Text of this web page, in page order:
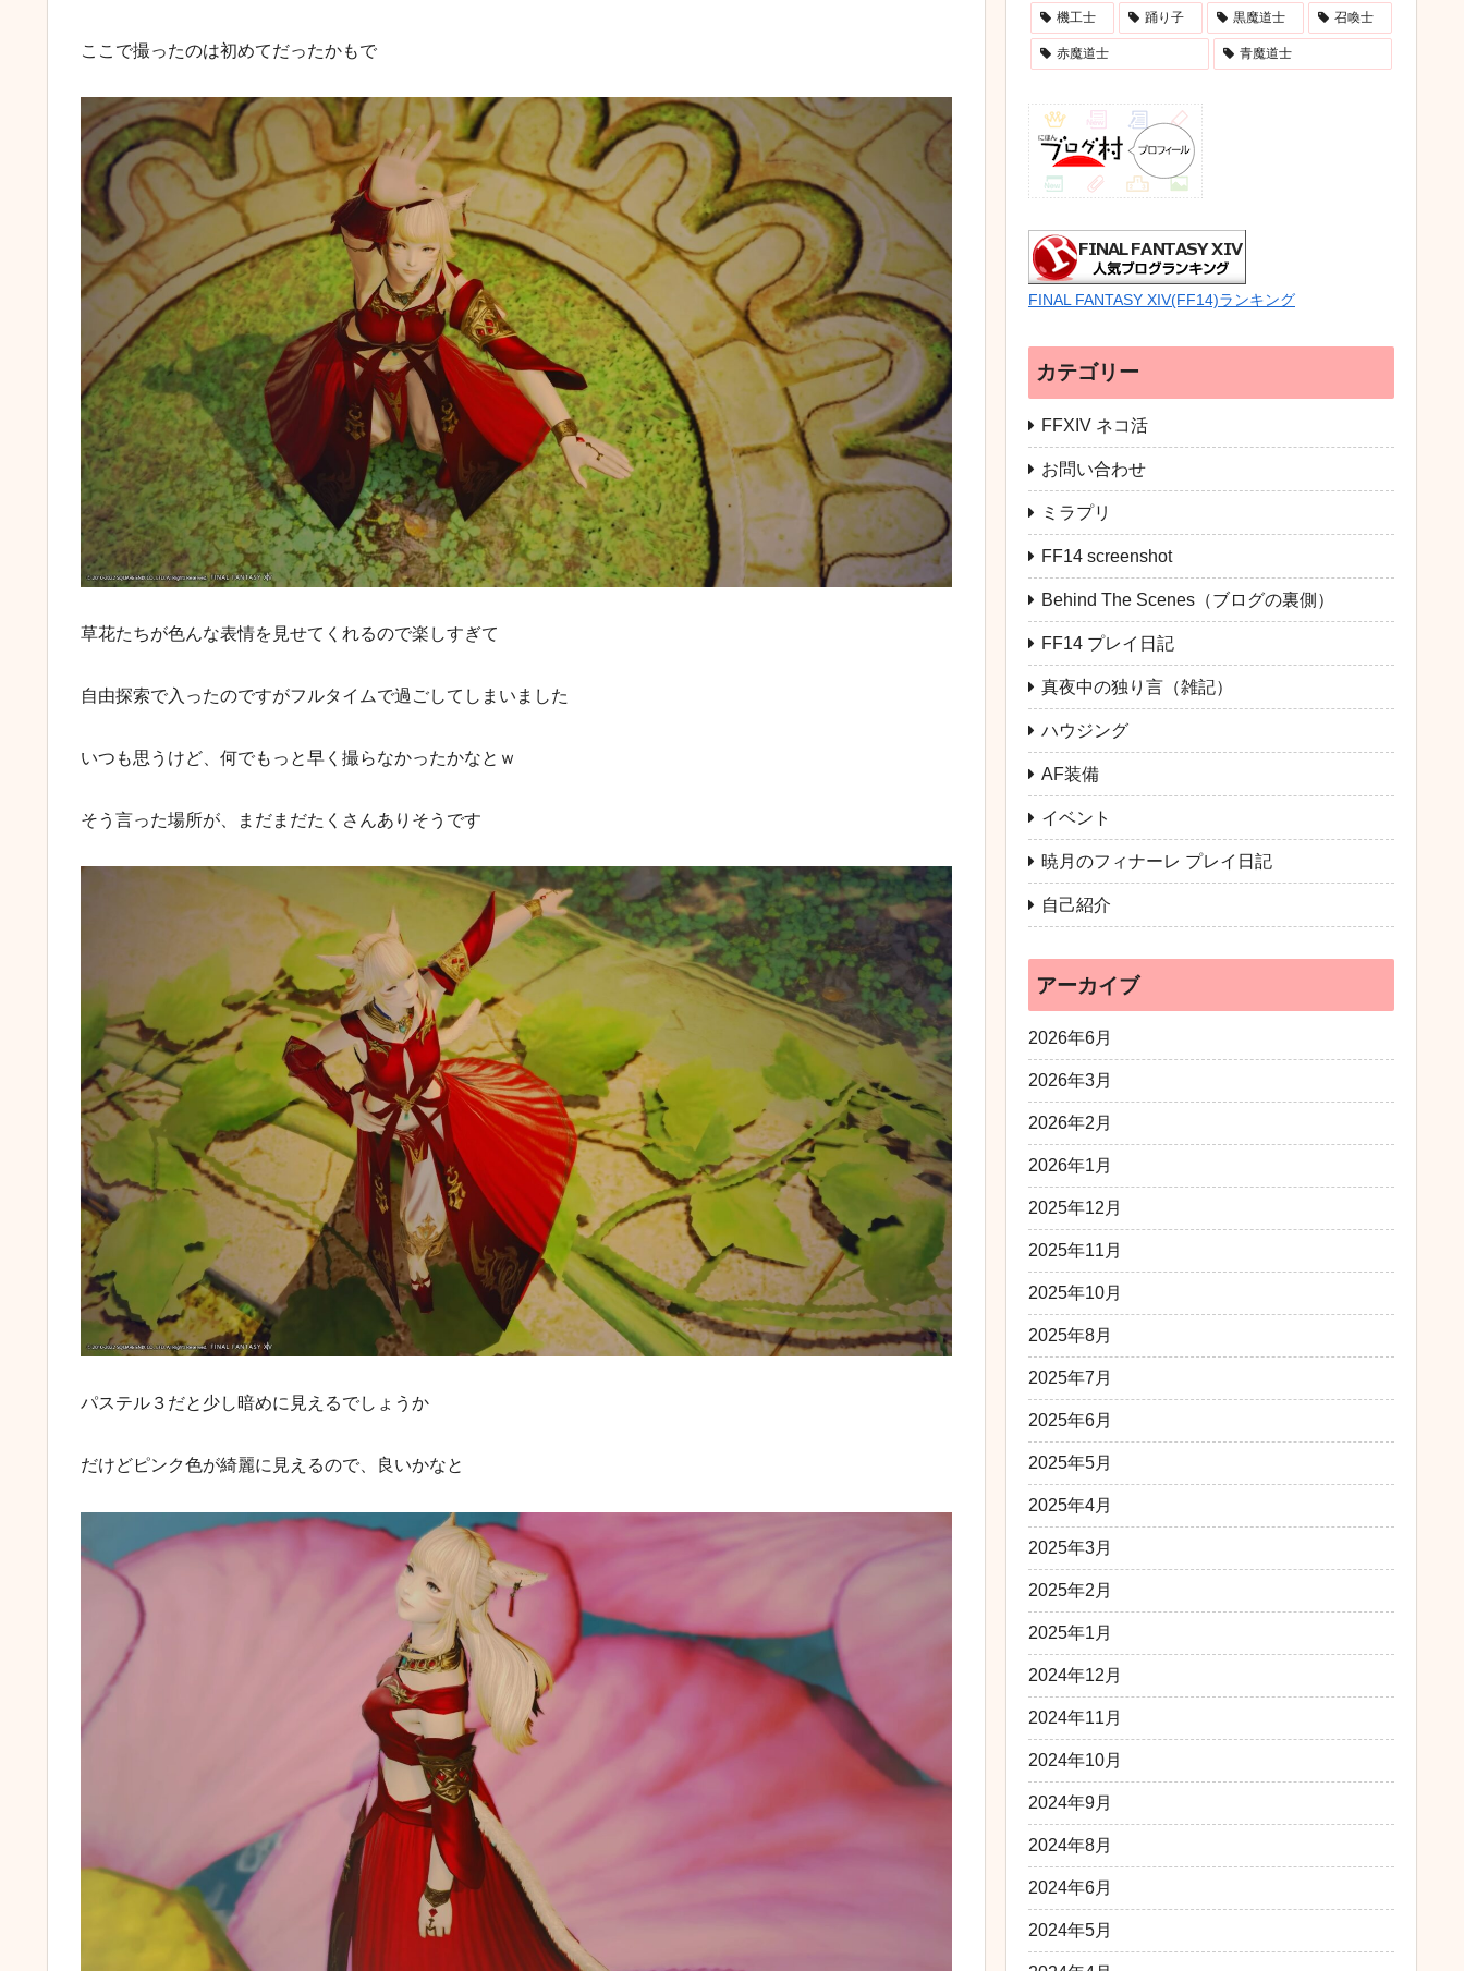
ここで撮ったのは初めてだったかもで
草花たちが色んな表情を見せてくれるので楽しすぎて
自由探索で入ったのですがフルタイムで過ごしてしまいました
いつも思うけど、何でもっと早く撮らなかったかなとｗ
そう言った場所が、まだまだたくさんありそうです
パステル３だと少し暗めに見えるでしょうか
だけどピンク色が綺麗に見えるので、良いかなと
機工士 踊り子 黒魔道士 召喚士
赤魔道士 青魔道士
FINAL FANTASY XIV(FF14)ランキング
カテゴリー
FFXIV ネコ活
お問い合わせ
ミラプリ
FF14 screenshot
Behind The Scenes（ブログの裏側）
FF14 プレイ日記
真夜中の独り言（雑記）
ハウジング
AF装備
イベント
暁月のフィナーレ プレイ日記
自己紹介
アーカイブ
2026年6月
2026年3月
2026年2月
2026年1月
2025年12月
2025年11月
2025年10月
2025年8月
2025年7月
2025年6月
2025年5月
2025年4月
2025年3月
2025年2月
2025年1月
2024年12月
2024年11月
2024年10月
2024年9月
2024年8月
2024年6月
2024年5月